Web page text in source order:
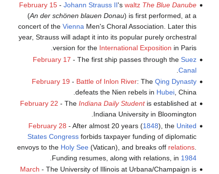
February 15- Johann Strauss II's waltz The Blue Danube
(An der schönen blauen Donau) is first performed, at a
concert of the Vienna Men's Choral Association. Later this
year, Strauss will adapt it into its popular purely orchestral
version for the International Exposition in Paris.
February 17 - The first ship passes through the Suez
Canal
February 19 - Battle of Inlon River: The Qing Dynasty
defeats the Nien rebels in Hubei, China.
February 22 - The Indiana Daily Studentis established at
Indiana University in Bloomington.
February 28 - After almost 20 years (1848), the United
States Congressforbids taxpayer funding of diplomatic
envoys to the Holy See(Vatican), and breaks off relations.
Funding resumes, along with relations, in 1984
March - The University of Illinois at Urbana/Champaign is